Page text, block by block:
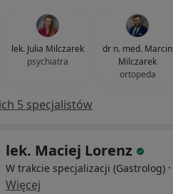
lek. Julia Milczarek
psychiatra
dr n. med. Marcin
Milczarek
ortopeda
5 specjalistów
lek. Maciej Lorenz
W trakcie specjalizacji (Gastrolog) ·
Więcej